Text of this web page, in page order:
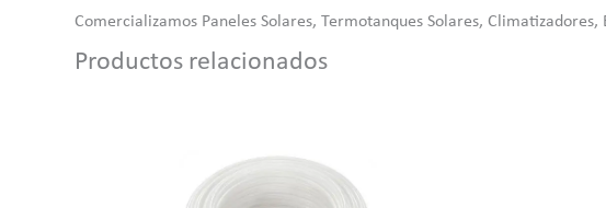
Comercializamos Paneles Solares, Termotanques Solares,
Productos relacionados